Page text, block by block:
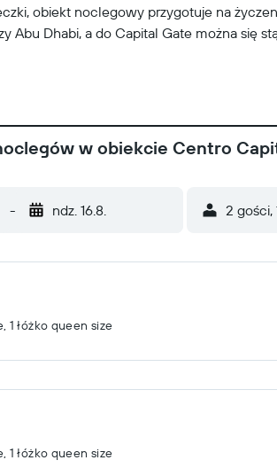
obiekt noclegowy przygotuje na
Abu Dhabi, a do Capital Gate można się
w obiekcie Centro
- ndz. 16.8. 2 gości,
1 łóżko queen size
1 łóżko queen size